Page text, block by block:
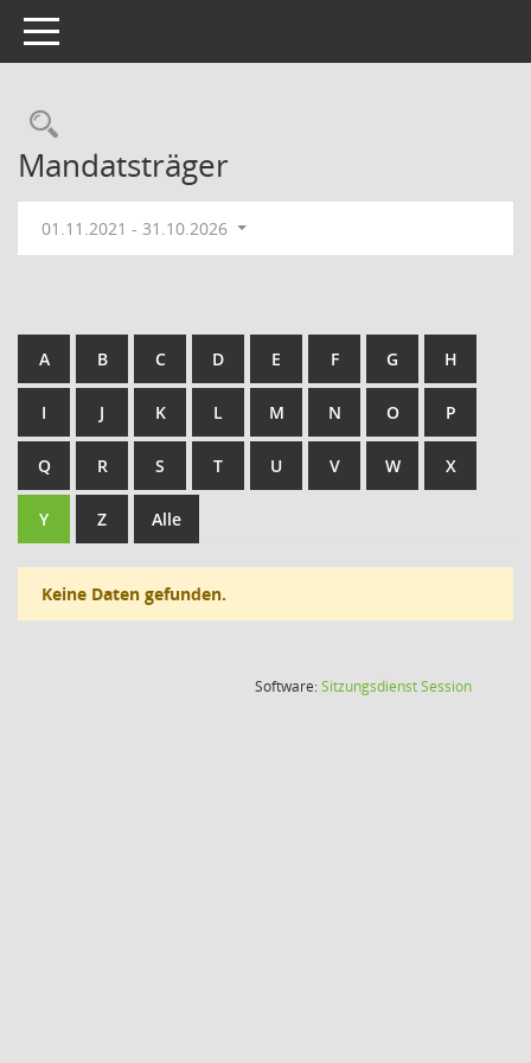
Toggle navigation
Rechercheauswahl
Mandatsträger
01.11.2021 - 31.10.2026
A B C D E F G H
I J K L M N O P
Q R S T U V W X
Y Z Alle
Keine Daten gefunden.
Software:SitzungsdienstSession(Wird in